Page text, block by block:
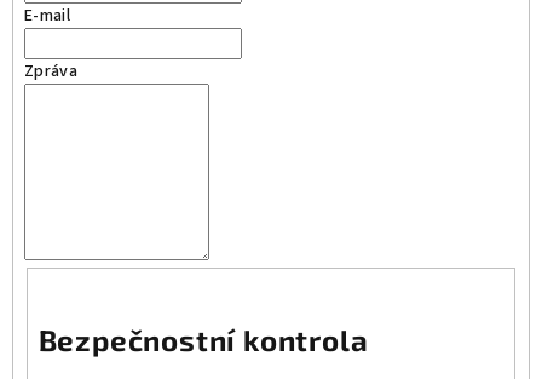
E-mail
Zpráva
Bezpečnostní kontrola